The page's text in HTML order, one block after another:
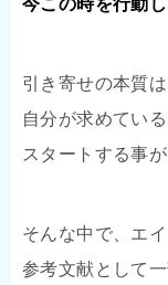
引き寄せの本質
自分が求めてい
スタートする事
そんな中で、エ
参考文献として